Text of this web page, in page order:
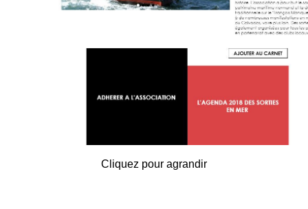
Cliquez pour agrandir